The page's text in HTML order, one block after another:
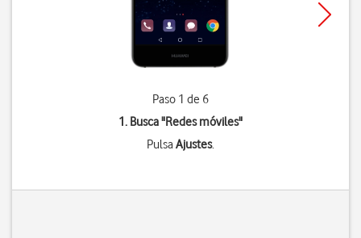
Paso 1 de 6
1. Busca "Redes móviles"
PulsaAjustes.